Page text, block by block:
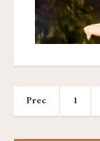
Prec 1